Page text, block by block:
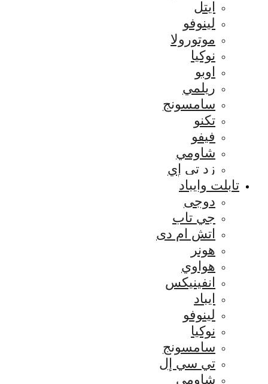
ايتل
لينوفو
موتورولا
نوكيا
اوبو
ريلمي
سامسونج
تكنو
فيفو
شاومي
زد تي إي
تابلت وايباد
دوجى
جي تاب
اتش ام دى
هونر
هواوي
انفينيكس
ايباد
لينوفو
نوكيا
سامسونج
تي سي إل
شاومي